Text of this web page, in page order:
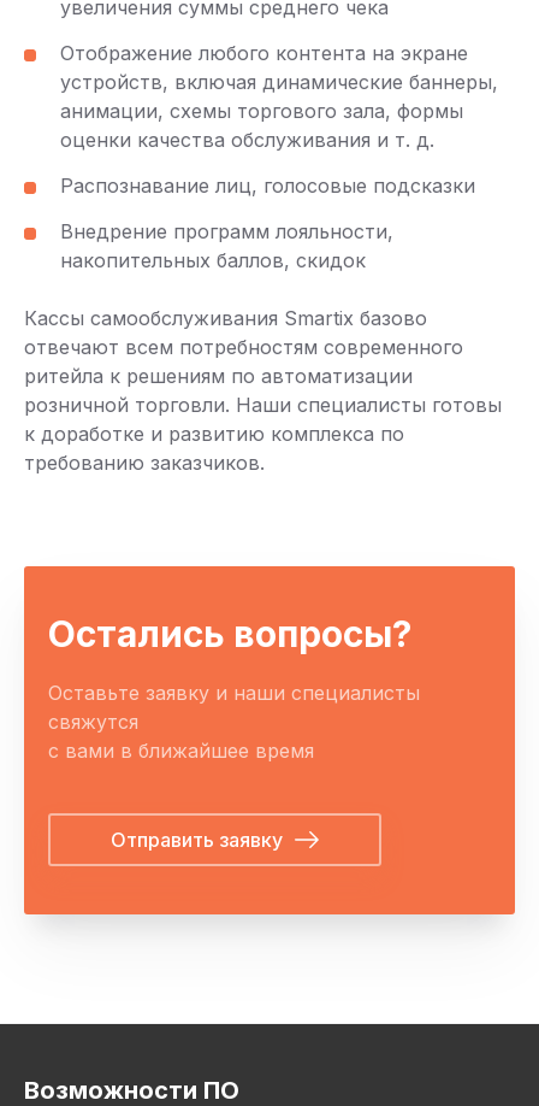
увеличения суммы среднего чека
Отображение любого контента на экране
устройств, включая динамические баннеры,
анимации, схемы торгового зала, формы
оценки качества обслуживания и т. д.
Распознавание лиц, голосовые подсказки
Внедрение программ лояльности,
накопительных баллов, скидок
Кассы самообслуживания Smartix базово
отвечают всем потребностям современного
ритейла к решениям по автоматизации
розничной торговли. Наши специалисты готовы
к доработке и развитию комплекса по
требованию заказчиков.
Остались вопросы?
Оставьте заявку и наши специалисты
свяжутся
с вами в ближайшее время
Отправить заявку
Возможности ПО